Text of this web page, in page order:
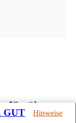
für Sie
GUT Hinweise